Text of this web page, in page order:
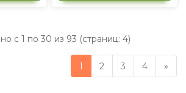
с 1 по 30 из 93 (страниц: 4)
1 2 3 4 »